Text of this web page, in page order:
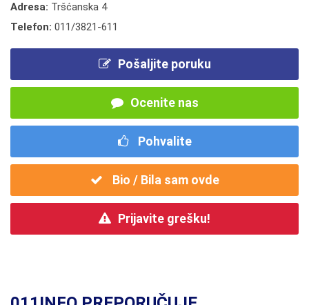
Adresa: Tršćanska 4
Telefon: 011/3821-611
Pošaljite poruku
Ocenite nas
Pohvalite
Bio / Bila sam ovde
Prijavite grešku!